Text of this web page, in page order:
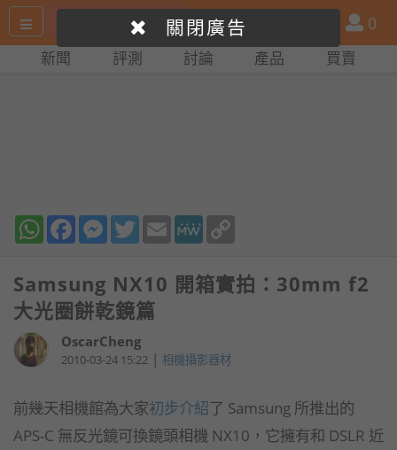
尋
產
品
比
會
員
0
新聞 評測 討論 產品 買賣
WhatsAppFacebookMessenger
TwitterEmail MeWe
Samsung NX10 開箱實拍：30mm f2
大光圈餅乾鏡篇
OscarCheng
2010-03-24 15:22 | 相機攝影器材
前幾天相機館為大家初步介紹了 Samsung 所推出的
APS-C 無反光鏡可換鏡頭相機 NX10，它擁有和 DSLR 近
關閉廣告